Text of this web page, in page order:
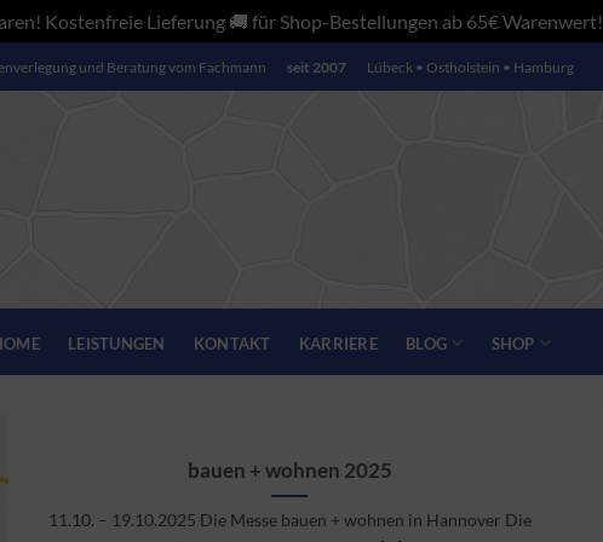
Kostenfreie Lieferung 🚚 für Shop-Bestellungen ab 65€ Warenwert!
und Beratung vom Fachmann seit 2007 Lübeck • Ostholstein • Hamburg
LEISTUNGEN KONTAKT KARRIERE BLOG SHOP
bauen + wohnen 2025
11.10. – 19.10.2025 Die Messe bauen + wohnen in Hannover Die